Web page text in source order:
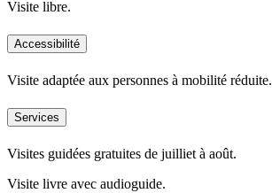
Visite libre.
Accessibilité
Visite adaptée aux personnes à mobilité réduite.
Services
Visites guidées gratuites de juilliet à août.
Visite livre avec audioguide.